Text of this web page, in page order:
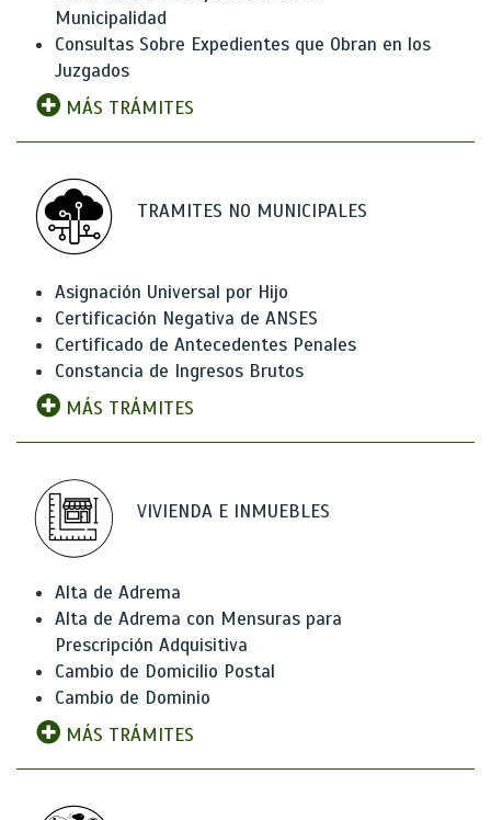
Municipalidad
Consultas Sobre Expedientes que Obran en los
Juzgados
MÁS TRÁMITES
TRAMITES NO MUNICIPALES
Asignación Universal por Hijo
Certificación Negativa de ANSES
Certificado de Antecedentes Penales
Constancia de Ingresos Brutos
MÁS TRÁMITES
VIVIENDA E INMUEBLES
Alta de Adrema
Alta de Adrema con Mensuras para
Prescripción Adquisitiva
Cambio de Domicilio Postal
Cambio de Dominio
MÁS TRÁMITES